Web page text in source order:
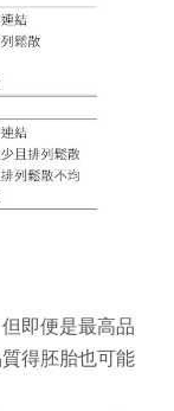
即便是最高品
得胚胎也可能